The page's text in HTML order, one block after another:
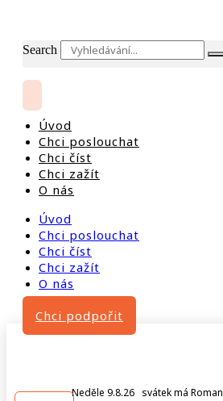
Search
Úvod
Chci poslouchat
Chci číst
Chci zažít
O nás
Úvod
Chci poslouchat
Chci číst
Chci zažít
O nás
Chci podpořit
Neděle 9.8.26 svátek má Roman